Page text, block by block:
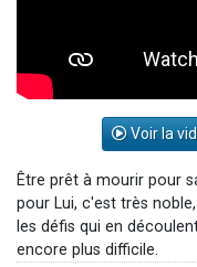
Voir la
Être prêt à mourir pour
pour Lui, c'est très
les défis qui en
encore plus difficile.